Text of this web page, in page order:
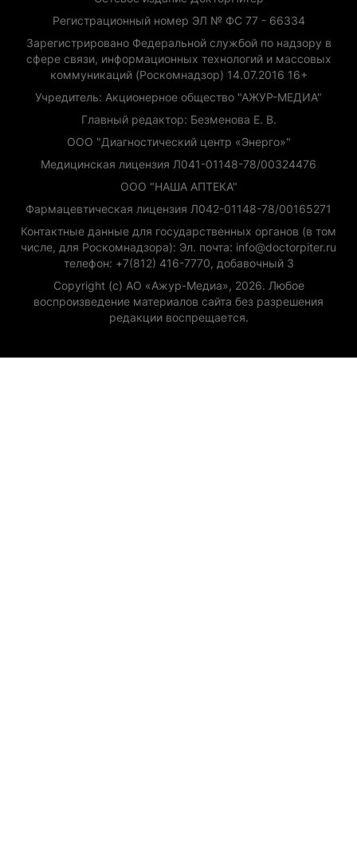
Регистрационный номер ЭЛ № ФС 77 - 66334
Зарегистрировано Федеральной службой по надзору в
сфере связи, информационных технологий и массовых
коммуникаций (Роскомнадзор) 14.07.2016 16+
Учредитель: Акционерное общество "АЖУР-МЕДИА"
Главный редактор: Безменова Е. В.
ООО "Диагностический центр «Энерго»"
Медицинская лицензия Л041-01148-78/00324476
ООО "НАША АПТЕКА"
Фармацевтическая лицензия Л042-01148-78/00165271
Контактные данные для государственных органов (в том
числе, для Роскомнадзора): Эл. почта: info@doctorpiter.ru
телефон: +7(812) 416-7770, добавочный 3
Copyright (с) АО «Ажур-Медиа», 2026. Любое
воспроизведение материалов сайта без разрешения
редакции воспрещается.